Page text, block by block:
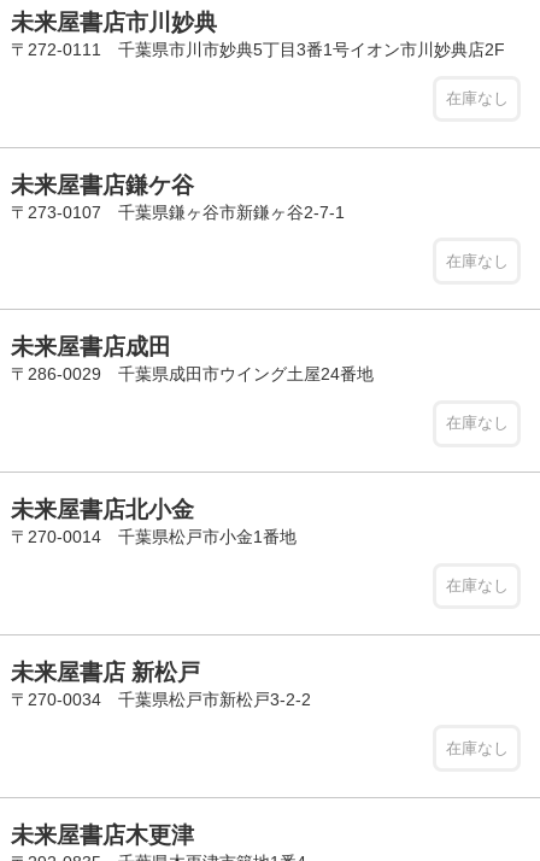
未来屋書店市川妙典
〒272-0111 千葉県市川市妙典5丁目3番1号イオン市川妙典店2F
在庫なし
未来屋書店鎌ケ谷
〒273-0107 千葉県鎌ヶ谷市新鎌ヶ谷2-7-1
在庫なし
未来屋書店成田
〒286-0029 千葉県成田市ウイング土屋24番地
在庫なし
未来屋書店北小金
〒270-0014 千葉県松戸市小金1番地
在庫なし
未来屋書店 新松戸
〒270-0034 千葉県松戸市新松戸3-2-2
在庫なし
未来屋書店木更津